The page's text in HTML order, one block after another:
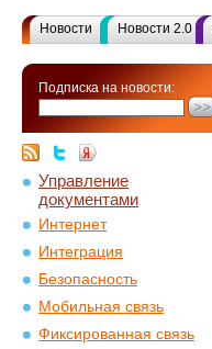
Новости Новости 2.0
Подписка на новости:
Управление
документами
Интернет
Интеграция
Безопасность
Мобильная связь
Фиксированная связь